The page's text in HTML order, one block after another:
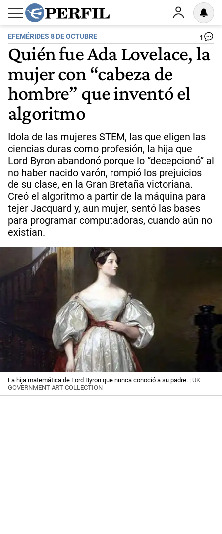
EFEMÉRIDES 8 DE OCTUBRE 1
Quién fue Ada Lovelace, la
mujer con “cabeza de
hombre” que inventó el
algoritmo
Idola de las mujeres STEM, las que eligen las
ciencias duras como profesión, la hija que
Lord Byron abandonó porque lo “decepcionó” al
no haber nacido varón, rompió los prejuicios
de su clase, en la Gran Bretaña victoriana.
Creó el algoritmo a partir de la máquina para
tejer Jacquard y, aun mujer, sentó las bases
para programar computadoras, cuando aún no
existían.
La hija matemática de Lord Byron que nunca conoció a su padre. | UK
GOVERNMENT ART COLLECTION